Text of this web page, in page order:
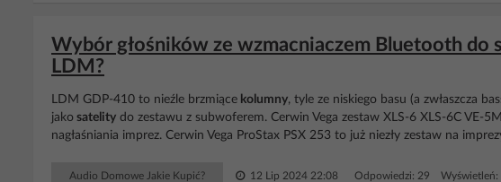
Wybór głośników ze wzmacniaczem Bluetooth do
LDM?
LDM GDP-410 to nieźle brzmiące kolumny, tyle ze niskiego basu (a zwłaszcza
jako satelity do zestawu z subwoferem. Cerwin Vega zestaw XLS-6 XLS-6C VE-
nagłaśniania imprez. Cerwin Vega ProStax PSX 253 to już niezły zestaw na
Audio Domowe Jakie Kupić? 12 Lip 2024 22:08 Odpowiedzi: 29 Wyświetleń: